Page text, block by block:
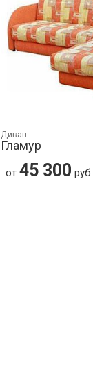
Диван
Гламур
от45 300 руб.